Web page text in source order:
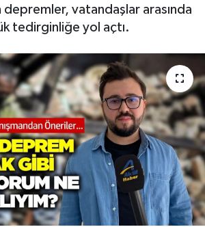
vatandaşlar arasında
tedirginliğe yol açtı.